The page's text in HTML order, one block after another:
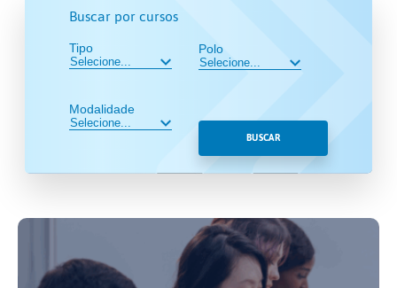
Buscar por cursos
Tipo
Modalidade
Polo
BUSCAR